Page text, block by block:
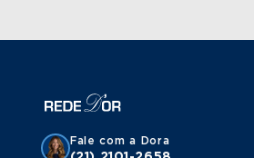
Fale com a Dora